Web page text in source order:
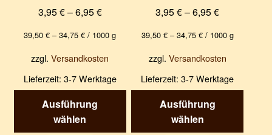
3,95€–6,95€
39,50€ –34,75€ / 1000 g
zzgl.Versandkosten
Lieferzeit: 3-7 Werktage
Ausführung
wählen
3,95€–6,95€
39,50 €– 34,75 €/ 1000 g
zzgl. Versandkosten
Lieferzeit:3-7 Werktage
Ausführung
wählen